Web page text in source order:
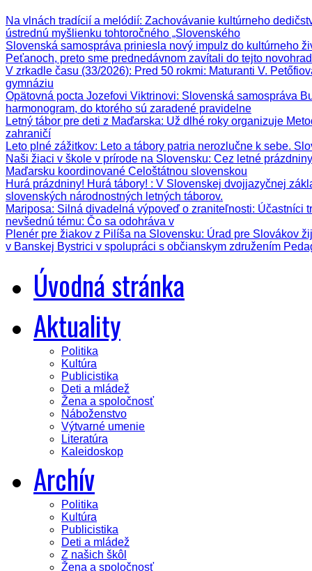
Na vlnách tradícií a melódií: Zachovávanie kultúrneho
ústrednú myšlienku tohtoročného „Slovenského
Slovenská samospráva priniesla nový impulz do kultúrneho
Peťanoch, preto sme prednedávnom zavítali do tejto
V zrkadle času (33/2026): Pred 50 rokmi: Maturanti V.
gymnáziu
Opätovná pocta Jozefovi Viktrinovi: Slovenská samospráva
harmonogram, do ktorého sú zaradené pravidelne
Letný tábor pre deti z Maďarska: Už dlhé roky organizuje
zahraničí
Leto plné zážitkov: Leto a tábory patria nerozlučne k sebe.
Naši žiaci v škole v prírode na Slovensku: Cez letné
Maďarsku koordinované Celoštátnou slovenskou
Hurá prázdniny! Hurá tábory! : V Slovenskej dvojjazyčnej
slovenských národnostných letných táborov.
Mariposa: Silná divadelná výpoveď o zraniteľnosti: Účastníci
nevšednú tému: Čo sa odohráva v
Plenér pre žiakov z Pilíša na Slovensku: Úrad pre Slovákov
v Banskej Bystrici v spolupráci s občianskym združením
Úvodná stránka
Aktuality
Politika
Kultúra
Publicistika
Deti a mládež
Žena a spoločnosť
Náboženstvo
Výtvarné umenie
Literatúra
Kaleidoskop
Archív
Politika
Kultúra
Publicistika
Deti a mládež
Z našich škôl
Žena a spoločnosť